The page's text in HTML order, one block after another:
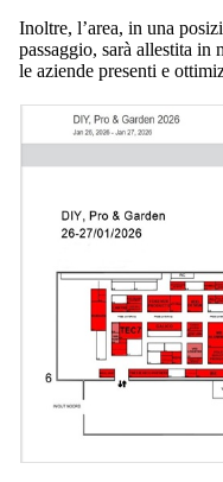
Inoltre, l’area, in una
passaggio, sarà allestita
le aziende presenti e